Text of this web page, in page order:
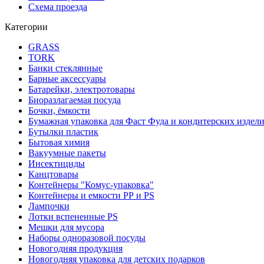
Схема проезда
Категории
GRASS
TORK
Банки стеклянные
Барные аксессуары
Батарейки, электротовары
Биоразлагаемая посуда
Бочки, ёмкости
Бумажная упаковка для Фаст Фуда и кондитерских
Бутылки пластик
Бытовая химия
Вакуумные пакеты
Инсектициды
Канцтовары
Контейнеры "Комус-упаковка"
Контейнеры и емкости РР и PS
Лампочки
Лотки вспененные PS
Мешки для мусора
Наборы одноразовой посуды
Новогодняя продукция
Новогодняя упаковка для детских подарков